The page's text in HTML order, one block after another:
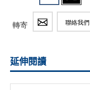
轉寄 聯絡我們
延伸閱讀